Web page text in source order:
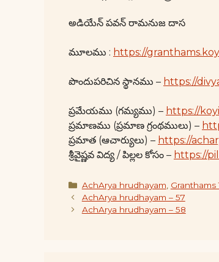
అడియేన్ పవన్ రామనుజ దాస
మూలము : https://
పొందుపరిచిన స్థానము – https://
ప్రమేయము (గమ్యము) – https://
ప్రమాణము (ప్రమాణ గ్రంథములు) –
ప్రమాత (ఆచార్యులు) – https://
శ్రీవైష్ణవ విద్య / పిల్లల కోసం – https://
Categories
AchArya hrudhayam Granthams
AchArya hrudhayam – 57
AchArya hrudhayam – 58